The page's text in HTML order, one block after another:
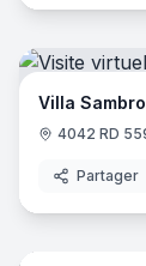
Villa Sambro
Partager